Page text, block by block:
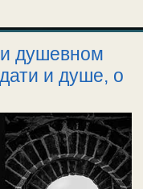
душевном
и душе, о